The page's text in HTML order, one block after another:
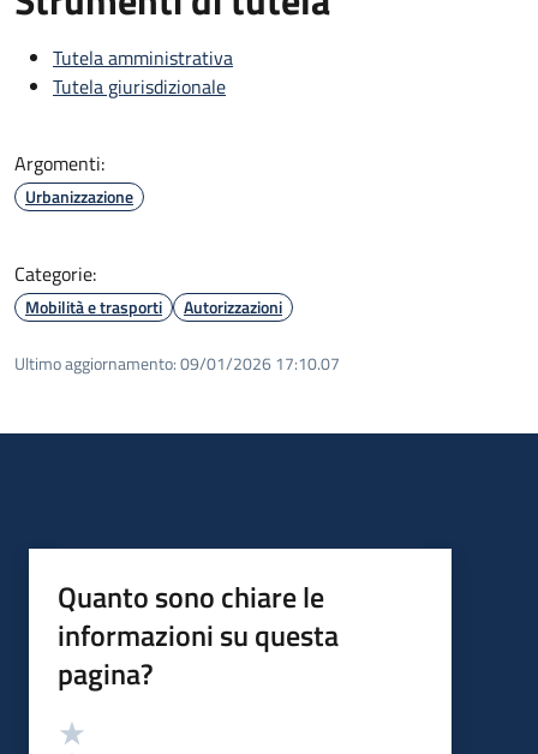
Tutela amministrativa
Tutela giurisdizionale
Argomenti:
Urbanizzazione
Categorie:
Mobilità e trasporti Autorizzazioni
Ultimo aggiornamento:09/01/2026 17:10.07
Quanto sono chiare le
informazioni su questa
pagina?
Valutazione